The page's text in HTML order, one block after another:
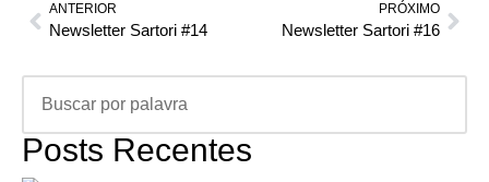
ANTERIOR
Newsletter Sartori #14
PRÓXIMO
Newsletter Sartori #16
Posts Recentes